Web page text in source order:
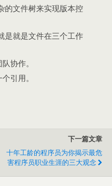
的文件树来实现版本控
是就是文件在三个工作
协作。
引用。
下一篇文章
十年工龄的程序员为你揭示最危
害程序员职业生涯的三大观念